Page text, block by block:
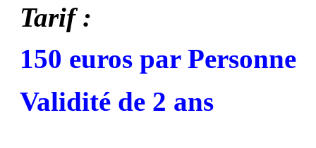
Tarif :
150 euros par Personne
Validité de 2 ans